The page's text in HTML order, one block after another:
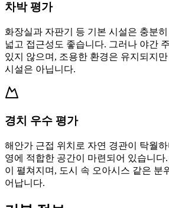
차박 평가
화장실과 자판기 등 기본 시설은 충분히
넓고 접근성도 좋습니다. 그러나 야간
있지 않으며, 조용한 환경은 유지되지
시설은 아닙니다.
경치 우수 평가
해안가 근접 위치로 자연 경관이 탁월
영에 적합한 공간이 마련되어 있습니다
이 펼쳐지며, 도시 속 오아시스 같은 분
어납니다.